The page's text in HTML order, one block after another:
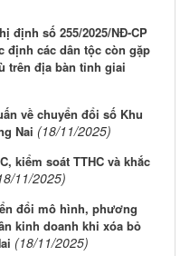
định số 255/2025/NĐ-CP
định các dân tộc còn gặp
trên địa bàn tỉnh giai
về chuyển đổi số Khu
Nai (18/11/2025)
kiểm soát TTHC và khắc
11/2025)
đổi mô hình, phương
kinh doanh khi xóa bỏ
(18/11/2025)